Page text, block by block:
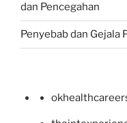
dan Pencegahan
Penyebab dan Gejala